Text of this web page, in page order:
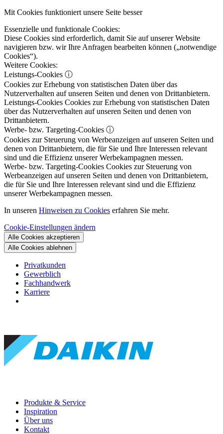
Mit Cookies funktioniert unsere Seite besser
Essenzielle und funktionale Cookies:
Diese Cookies sind erforderlich, damit Sie auf unserer Website
navigieren bzw. wir Ihre Anfragen bearbeiten können („notwendige
Cookies“).
Weitere Cookies:
Leistungs-Cookies ⓘ
Cookies zur Erhebung von statistischen Daten über das
Nutzerverhalten auf unseren Seiten und denen von Drittanbietern.
Leistungs-Cookies Cookies zur Erhebung von statistischen Daten
über das Nutzerverhalten auf unseren Seiten und denen von
Drittanbietern.
Werbe- bzw. Targeting-Cookies ⓘ
Cookies zur Steuerung von Werbeanzeigen auf unseren Seiten und
denen von Drittanbietern, die für Sie und Ihre Interessen relevant
sind und die Effizienz unserer Werbekampagnen messen.
Werbe- bzw. Targeting-Cookies Cookies zur Steuerung von
Werbeanzeigen auf unseren Seiten und denen von Drittanbietern,
die für Sie und Ihre Interessen relevant sind und die Effizienz
unserer Werbekampagnen messen.
In unseren Hinweisen zu Cookies erfahren Sie mehr.
Cookie-Einstellungen ändern
Alle Cookies akzeptieren
Alle Cookies ablehnen
Privatkunden
Gewerblich
Fachhandwerk
Karriere
Produkte & Service
Inspiration
Über uns
Kontakt